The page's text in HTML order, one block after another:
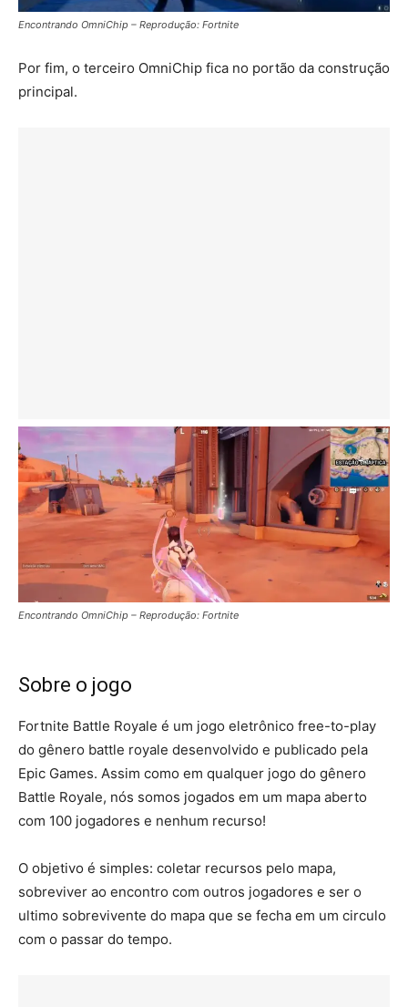
Encontrando OmniChip – Reprodução: Fortnite
Por fim, o terceiro OmniChip fica no portão da construção
principal.
Encontrando OmniChip – Reprodução: Fortnite
Sobre o jogo
Fortnite Battle Royale é um jogo eletrônico free-to-play
do gênero battle royale desenvolvido e publicado pela
Epic Games. Assim como em qualquer jogo do gênero
Battle Royale, nós somos jogados em um mapa aberto
com 100 jogadores e nenhum recurso!
O objetivo é simples: coletar recursos pelo mapa,
sobreviver ao encontro com outros jogadores e ser o
ultimo sobrevivente do mapa que se fecha em um circulo
com o passar do tempo.